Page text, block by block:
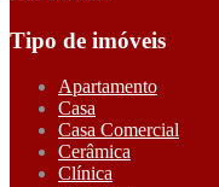
Tipo de imóveis
Apartamento
Casa
Casa Comercial
Cerâmica
Clínica